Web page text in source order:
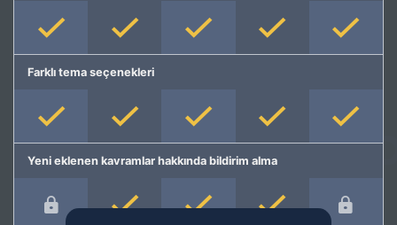
Farklı tema seçenekleri
Yeni eklenen kavramlar hakkında bildirim alma